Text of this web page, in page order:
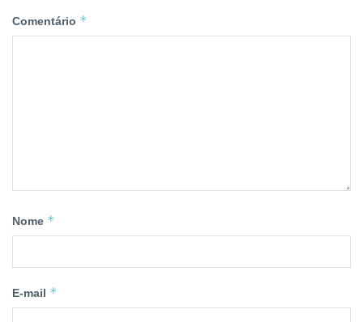
Comentário *
Nome *
E-mail *